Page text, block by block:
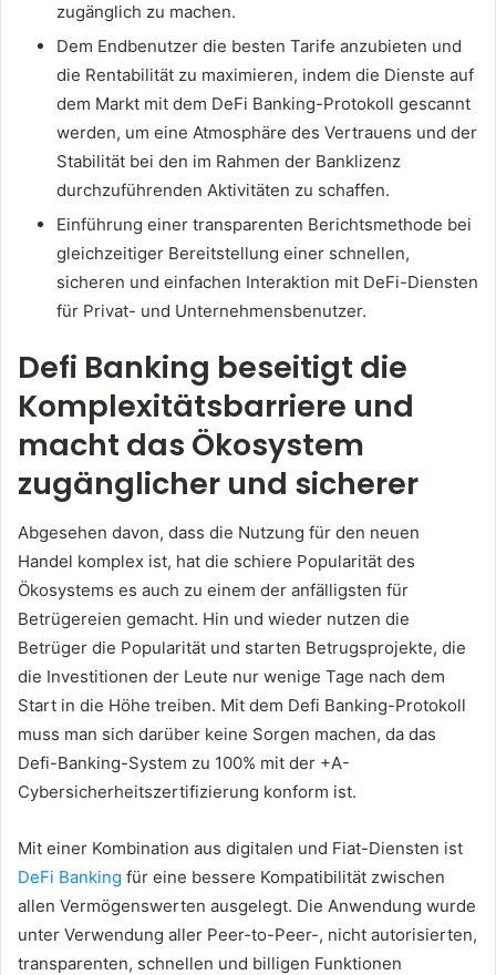
zugänglich zu machen.
Dem Endbenutzer die besten Tarife anzubieten und
die Rentabilität zu maximieren, indem die Dienste auf
dem Markt mit dem DeFi Banking-Protokoll gescannt
werden, um eine Atmosphäre des Vertrauens und der
Stabilität bei den im Rahmen der Banklizenz
durchzuführenden Aktivitäten zu schaffen.
Einführung einer transparenten Berichtsmethode bei
gleichzeitiger Bereitstellung einer schnellen,
sicheren und einfachen Interaktion mit DeFi-Diensten
für Privat- und Unternehmensbenutzer.
Defi Banking beseitigt die
Komplexitätsbarriere und
macht das Ökosystem
zugänglicher und sicherer
Abgesehen davon, dass die Nutzung für den neuen
Handel komplex ist, hat die schiere Popularität des
Ökosystems es auch zu einem der anfälligsten für
Betrügereien gemacht. Hin und wieder nutzen die
Betrüger die Popularität und starten Betrugsprojekte, die
die Investitionen der Leute nur wenige Tage nach dem
Start in die Höhe treiben. Mit dem Defi Banking-Protokoll
muss man sich darüber keine Sorgen machen, da das
Defi-Banking-System zu 100% mit der +A-
Cybersicherheitszertifizierung konform ist.
Mit einer Kombination aus digitalen und Fiat-Diensten ist
DeFi Banking für eine bessere Kompatibilität zwischen
allen Vermögenswerten ausgelegt. Die Anwendung wurde
unter Verwendung aller Peer-to-Peer-, nicht autorisierten,
transparenten, schnellen und billigen Funktionen